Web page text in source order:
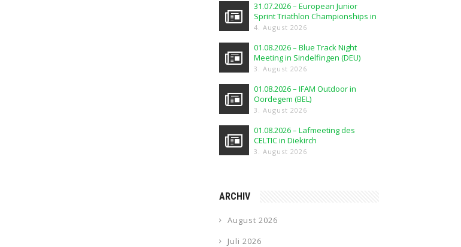
31.07.2026 – European Junior
Sprint Triathlon Championships in
Elblag (POL)
4. August 2026
01.08.2026 – Blue Track Night
Meeting in Sindelfingen (DEU)
3. August 2026
01.08.2026 – IFAM Outdoor in
Oordegem (BEL)
3. August 2026
01.08.2026 – Lafmeeting des
CELTIC in Diekirch
3. August 2026
ARCHIV
August 2026
Juli 2026